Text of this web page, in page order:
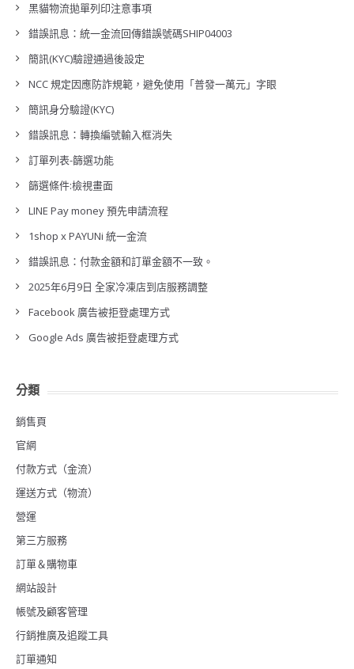
黑貓物流拋單列印注意事項
錯誤訊息：統一金流回傳錯誤號碼SHIP04003
簡訊(KYC)驗證通過後設定
NCC 規定因應防詐規範，避免使用「普發一萬元」字眼
簡訊身分驗證(KYC)
錯誤訊息：轉換編號輸入框消失
訂單列表-篩選功能
篩選條件:檢視畫面
LINE Pay money 預先申請流程
1shop x PAYUNi 統一金流
錯誤訊息：付款金額和訂單金額不一致。
2025年6月9日 全家冷凍店到店服務調整
Facebook 廣告被拒登處理方式
Google Ads 廣告被拒登處理方式
分類
銷售頁
官網
付款方式（金流）
運送方式（物流）
營運
第三方服務
訂單＆購物車
網站設計
帳號及顧客管理
行銷推廣及追蹤工具
訂單通知